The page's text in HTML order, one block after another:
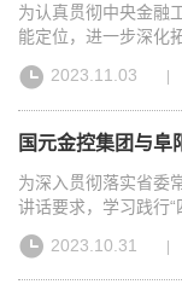
控集团所属国元证券
和集团办公室、战略
服务。践行使命勇担
充分发挥综合金融优
主体所盼、国元所能
基金、投融资、农业
实现集团经营发展“
合，以高质量党建引
力、做强就是竞争力
过硬、能力过硬、作
以更高站位、更大力
步守牢安全，把风险
等情况，详细询问工
他指出，集团驻宣城
彻中央金融工作会议
部署要求，充分发挥
力金融支持。要始终
年夺胜利；聚焦公司
内部管理，对标一流
“一盘棋”，充分发挥
实”“勤正廉”干部队
室及国元保险安徽分
为认真贯彻中央金融
能定位，进一步深化
日下午，集团与宣城
中，集团党委书记、
市长何淳宽主持会议
常务副市长王珏，副
等参加。李中在座谈
业绩显著，与宣城战
在企业上市、资金募
撑，在运用多层次资
济运行良好，发展空
合作的空间很大，希
2023.11.03
为深入贯彻落实省委
讲话要求，学习践行“
集团与阜阳战略合作
委市政府召开合作发
控集团党委书记、董
2023.10.31 |